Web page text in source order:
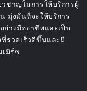
วชาญในการให้บริการผู้
มุ่งมั่นที่จะให้บริการ
ย่างมืออาชีพและเป็น
รวดเร็วดีขึ้นและมี
มิร์ซ